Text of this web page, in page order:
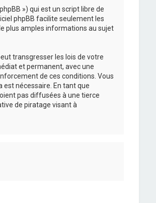
») qui est un script libre de
phpBB facilite seulement les
plus amples informations au sujet
transgresser les lois de votre
et permanent, avec une
de ces conditions. Vous
est nécessaire. En tant que
pas diffusées à une tierce
de piratage visant à